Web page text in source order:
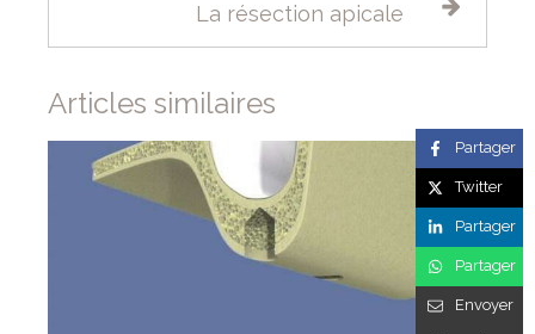
La résection apicale
Articles similaires
Partager
Twitter
Partager
Partager
Envoyer